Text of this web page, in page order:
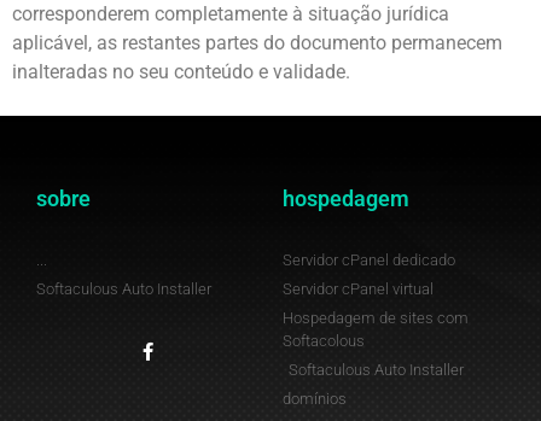
corresponderem completamente à situação jurídica
aplicável, as restantes partes do documento permanecem
inalteradas no seu conteúdo e validade.
sobre
...
Softaculous Auto Installer
hospedagem
Servidor cPanel dedicado
Servidor cPanel virtual
Hospedagem de sites com
Softacolous
Softaculous Auto Installer
domínios